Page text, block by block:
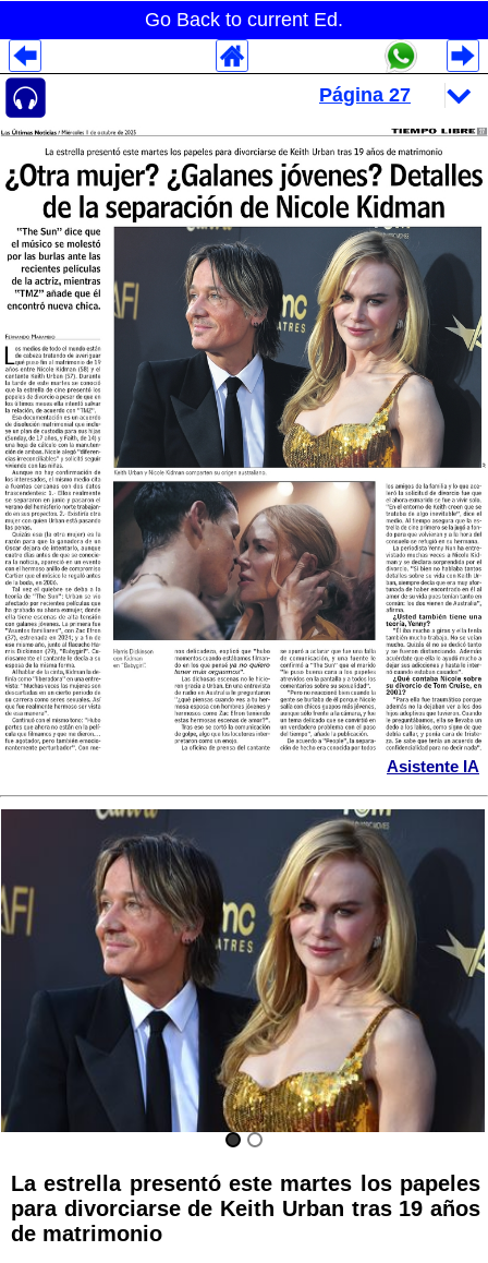
Go Back to current Ed.
Asistente IA
La estrella presentó este martes los papeles
para divorciarse de Keith Urban tras 19 años
de matrimonio
Despliegues Analytics
Despliegues Totales
Despliegues por Rubros